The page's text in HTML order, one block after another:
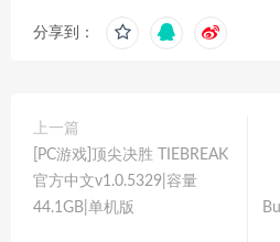
分享到：
上一篇
[PC游戏]顶尖决胜 TIEBREAK
官方中文v1.0.5329|容量
44.1GB|单机版